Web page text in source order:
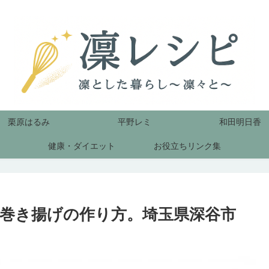
栗原はるみ 平野レミ 和田明日香
健康・ダイエット お役立ちリンク集
き揚げの作り方。埼玉県深谷市